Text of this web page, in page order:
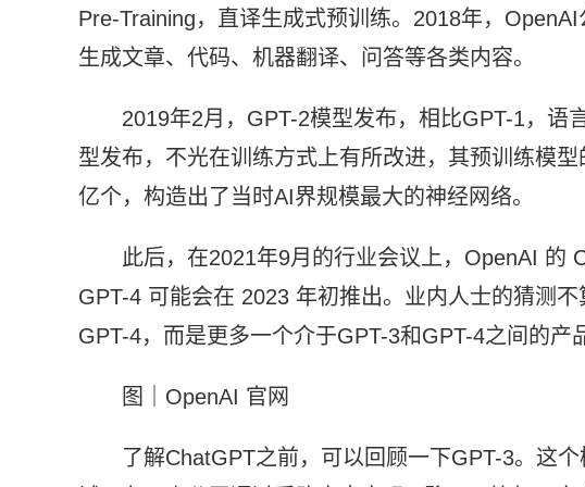
Pre-Training，直译生成式预训练。2018年，
生成文章、代码、机器翻译、问答等各类内容。
2019年2月，GPT-2模型发布，相比GPT-1，语
型发布，不光在训练方式上有所改进，其预训练模
亿个，构造出了当时AI界规模最大的神经网络。
此后，在2021年9月的行业会议上，OpenAI 的
GPT-4 可能会在 2023 年初推出。业内人士的猜测
GPT-4，而是更多一个介于GPT-3和GPT-4之间的产
图｜OpenAI 官网
了解ChatGPT之前，可以回顾一下GPT-3。这